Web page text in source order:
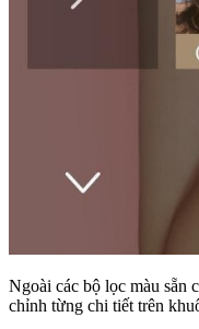
Ngoài các bộ lọc màu sẵn
chỉnh từng chi tiết trên